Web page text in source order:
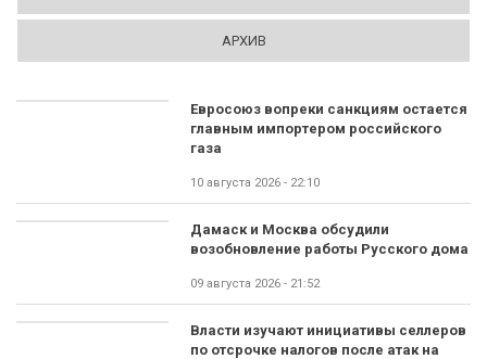
АРХИВ
Евросоюз вопреки санкциям остается
главным импортером российского
газа
10 августа 2026 - 22:10
Дамаск и Москва обсудили
возобновление работы Русского дома
09 августа 2026 - 21:52
Власти изучают инициативы селлеров
по отсрочке налогов после атак на